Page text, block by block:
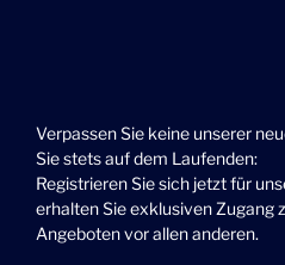
Verpassen Sie keine unserer
Sie stets auf dem Laufenden:
Registrieren Sie sich jetzt für
erhalten Sie exklusiven Zugang
Angeboten vor allen anderen.